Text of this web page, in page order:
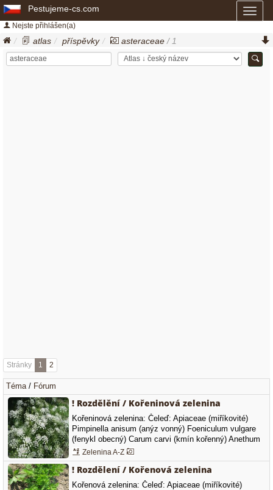
Pestujeme-cs.com
Nejste přihlášen(a)
atlas příspěvky asteraceae / 1
Stránky 1 2
Téma / Fórum
! Rozdělění / Kořeninová zelenina
Kořeninová zelenina: Čeleď: Apiaceae (miříkovité)
Pimpinella anisum (anýz vonný) Foeniculum vulgare
(fenykl obecný) Carum carvi (kmín kořenný) Anethum
graveolens (kopr vonný) Coriandrum sativum (koriandr
setý) Levisticum officinale (libeček lékařský)
Pimpinella anisum - anýz vonný Foeniculum vulgare -
fenykl červenolistý 'Purpureum'…
Zelenina A-Z
! Rozdělení / Kořenová zelenina
Kořenová zelenina: Čeleď: Apiaceae (miříkovité)